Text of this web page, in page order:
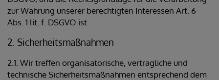
zur Wahrung unserer berechtigten Interessen Art. 6
Abs. 1 lit. f. DSGVO ist.
2. Sicherheitsmaßnahmen
2.1. Wir treffen organisatorische, vertragliche und
technische Sicherheitsmaßnahmen entsprechend dem